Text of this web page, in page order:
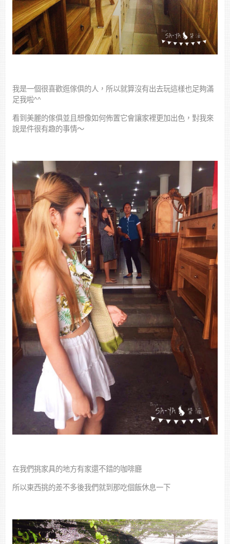
我是一個很喜歡逛傢俱的人，所以就算沒有出去玩這樣也足夠滿
足我啦^^
看到美麗的傢俱並且想像如何佈置它會讓家裡更加出色，對我來
說是件很有趣的事情～
在我們挑家具的地方有家還不錯的咖啡廳
所以東西挑的差不多後我們就到那吃個飯休息一下